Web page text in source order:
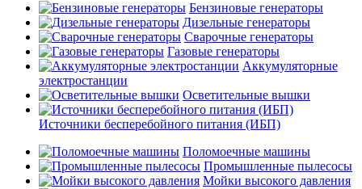
Бензиновые генераторы
Дизельные генераторы
Сварочные генераторы
Газовые генераторы
Аккумуляторные
электростанции
Осветительные вышки
Источники бесперебойного питания (ИБП)
Поломоечные машины
Промышленные пылесосы
Мойки высокого давления